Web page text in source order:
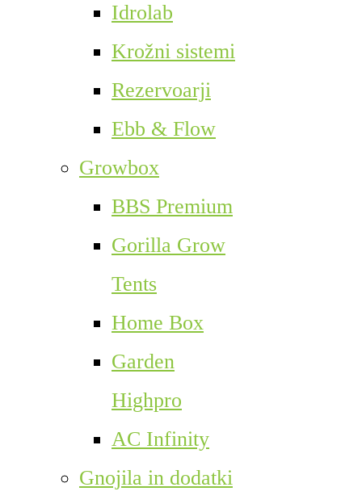
Idrolab
Krožni sistemi
Rezervoarji
Ebb & Flow
Growbox
BBS Premium
Gorilla Grow
Tents
Home Box
Garden
Highpro
AC Infinity
Gnojila in dodatki